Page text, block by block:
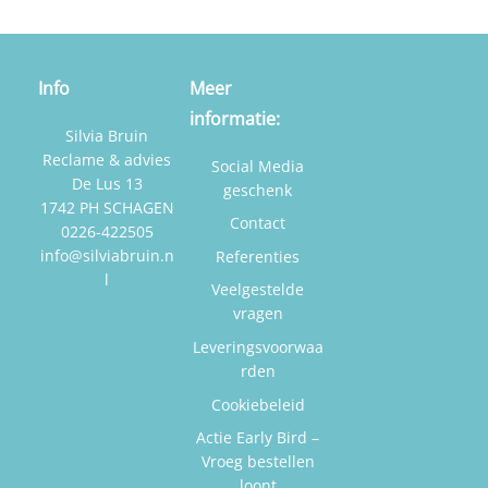
optie
kan
gekozen
worden
de
productpagina
Info
Silvia Bruin
Reclame & advies
De Lus 13
1742 PH SCHAGEN
0226-422505
info@silviabruin.n
l
Meer
informatie:
Social Media
geschenk
Contact
Referenties
Veelgestelde
vragen
Leveringsvoorwaa
rden
Cookiebeleid
Actie Early Bird –
Vroeg bestellen